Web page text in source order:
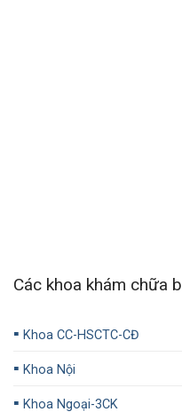
Các khoa khám chữa
▪️ Khoa CC-HSCTC-CĐ
▪️ Khoa Nội
▪️ Khoa Ngoại-3CK